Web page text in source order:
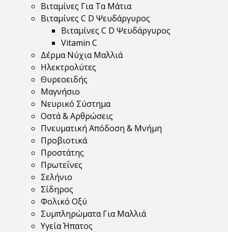
Βιταμίνες Για Τα Μάτια
Βιταμίνες C D Ψευδάργυρος
Βιταμίνες C D Ψευδάργυρος
Vitamin C
Δέρμα Νύχια Μαλλιά
Ηλεκτρολύτες
Θυρεοειδής
Μαγνήσιο
Νευρικό Σύστημα
Οστά & Αρθρώσεις
Πνευματική Απόδοση & Μνήμη
Προβιοτικά
Προστάτης
Πρωτεΐνες
Σελήνιο
Σίδηρος
Φολικό Οξύ
Συμπληρώματα Για Μαλλιά
Υγεία Ήπατος